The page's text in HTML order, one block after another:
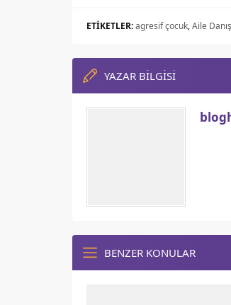
ETİKETLER:agresif çocuk,Aile
YAZAR BİLGİSİ
BENZER KONULAR